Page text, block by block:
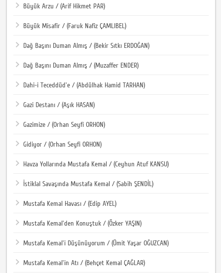
Büyük Arzu / (Arif Hikmet PAR)
Büyük Misafir / (Faruk Nafiz ÇAMLIBEL)
Dağ Başını Duman Almış / (Bekir Sıtkı ERDOĞAN)
Dağ Başını Duman Almış / (Muzaffer ENDER)
Dahi-i Teceddüd'e / (Abdülhak Hamid TARHAN)
Gazi Destanı / (Aşık HASAN)
Gazimize / (Orhan Seyfi ORHON)
Gidiyor / (Orhan Seyfi ORHON)
Havza Yollarında Mustafa Kemal / (Ceyhun Atuf KANSU)
İstiklal Savaşında Mustafa Kemal / (Sabih ŞENDİL)
Mustafa Kemal Havası / (Edip AYEL)
Mustafa Kemal'den Konuştuk / (Özker YAŞIN)
Mustafa Kemal'i Düşünüyorum / (Ümit Yaşar OĞUZCAN)
Mustafa Kemal'in Atı / (Behçet Kemal ÇAĞLAR)